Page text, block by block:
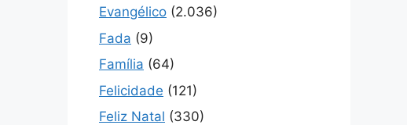
Evangélico (2.036)
Fada (9)
Família (64)
Felicidade (121)
Feliz Natal (330)